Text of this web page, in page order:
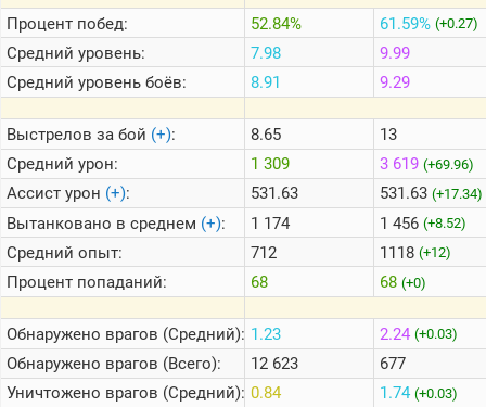
ВК
Портал
Мира
Танков
Процент побед:
Средний уровень:
Средний уровень боёв:
Выстрелов за бой (+):
Средний урон:
Ассист урон (+):
Вытанковано в среднем (+):
Средний опыт:
Процент попаданий:
Обнаружено врагов (Средний):
Обнаружено врагов (Всего):
Уничтожено врагов (Средний):
52.84%
7.98
8.91
8.65
1 309
531.63
1 174
712
68
1.23
12 623
0.84
61.59% (+0.27)
9.99
9.29
13
3 619 (+69.96)
531.63 (+17.34)
1 456 (+8.52)
1118 (+12)
68 (+0)
2.24 (+0.03)
677
1.74 (+0.03)